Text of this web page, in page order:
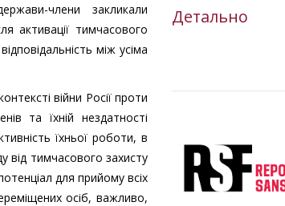
члени закликали
активації тимчасового
між усіма
війни Росії проти
та їхній нездатності
їхньої роботи, в
від тимчасового захисту
для прийому всіх
осіб, важливо,
Детально